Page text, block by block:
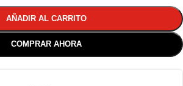
AÑADIR AL CARRITO
COMPRAR AHORA